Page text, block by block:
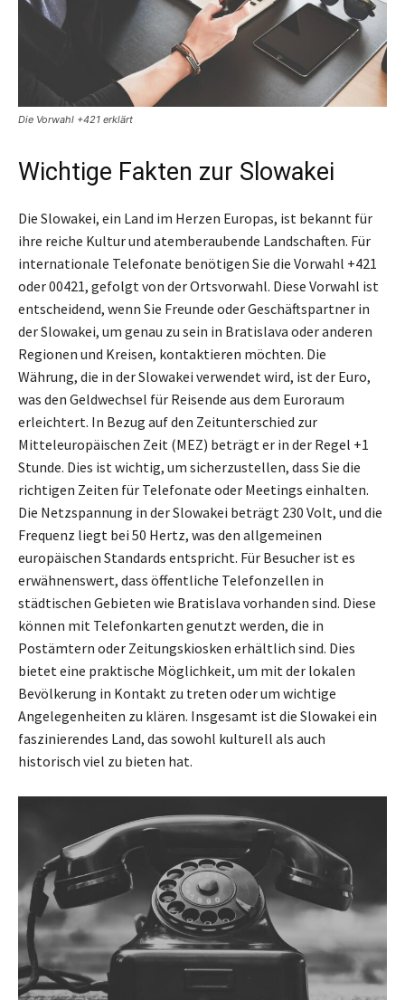
Die Vorwahl +421 erklärt
Wichtige Fakten zur Slowakei
Die Slowakei, ein Land im Herzen Europas, ist bekannt für
ihre reiche Kultur und atemberaubende Landschaften. Für
internationale Telefonate benötigen Sie die Vorwahl +421
oder 00421, gefolgt von der Ortsvorwahl. Diese Vorwahl ist
entscheidend, wenn Sie Freunde oder Geschäftspartner in
der Slowakei, um genau zu sein in Bratislava oder anderen
Regionen und Kreisen, kontaktieren möchten. Die
Währung, die in der Slowakei verwendet wird, ist der Euro,
was den Geldwechsel für Reisende aus dem Euroraum
erleichtert. In Bezug auf den Zeitunterschied zur
Mitteleuropäischen Zeit (MEZ) beträgt er in der Regel +1
Stunde. Dies ist wichtig, um sicherzustellen, dass Sie die
richtigen Zeiten für Telefonate oder Meetings einhalten.
Die Netzspannung in der Slowakei beträgt 230 Volt, und die
Frequenz liegt bei 50 Hertz, was den allgemeinen
europäischen Standards entspricht. Für Besucher ist es
erwähnenswert, dass öffentliche Telefonzellen in
städtischen Gebieten wie Bratislava vorhanden sind. Diese
können mit Telefonkarten genutzt werden, die in
Postämtern oder Zeitungskiosken erhältlich sind. Dies
bietet eine praktische Möglichkeit, um mit der lokalen
Bevölkerung in Kontakt zu treten oder um wichtige
Angelegenheiten zu klären. Insgesamt ist die Slowakei ein
faszinierendes Land, das sowohl kulturell als auch
historisch viel zu bieten hat.